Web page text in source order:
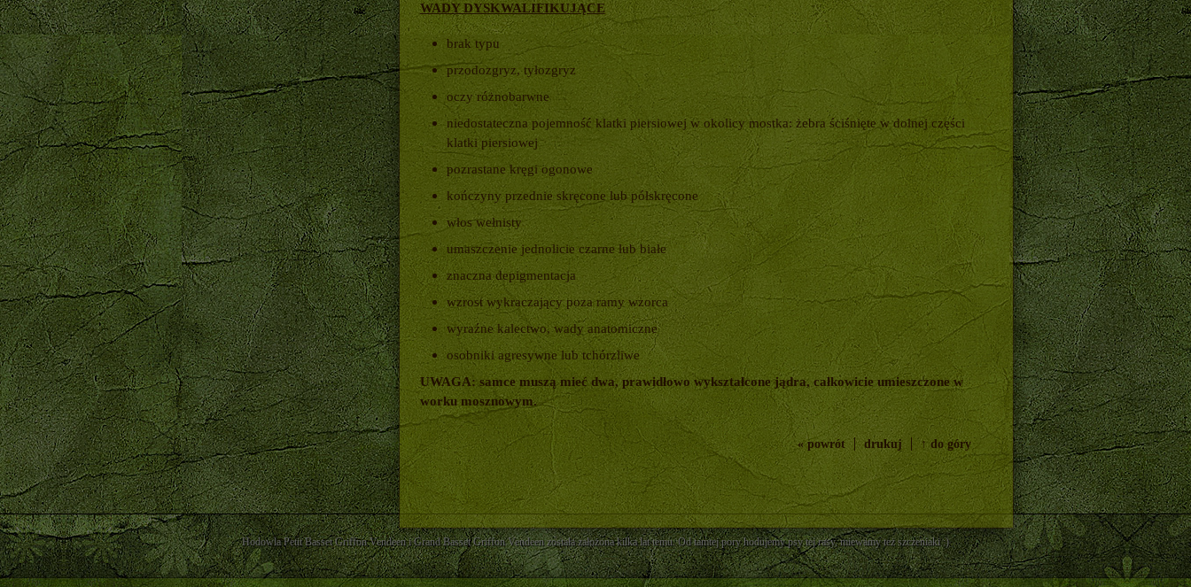
WADY DYSKWALIFIKUJĄCE
brak typu
przodozgryz, tyłozgryz
oczy różnobarwne
niedostateczna pojemność klatki piersiowej w okolicy mostka: żebra ściśnięte w dolnej części
klatki piersiowej
pozrastane kręgi ogonowe
kończyny przednie skręcone lub półskręcone
włos wełnisty
umaszczenie jednolicie czarne lub białe
znaczna depigmentacja
wzrost wykraczający poza ramy wzorca
wyraźne kalectwo, wady anatomiczne
osobniki agresywne lub tchórzliwe
UWAGA: samce muszą mieć dwa, prawidłowo wykształcone jądra, całkowicie umieszczone w
worku mosznowym.
↑ do góry
drukuj
« powrót
Hodowla Petit Basset Griffon Vendeen i Grand Basset Griffon Vendeen została założona kilka lat temu. Od tamtej pory hodujemy psy tej rasy, miewamy też szczeniaki :)